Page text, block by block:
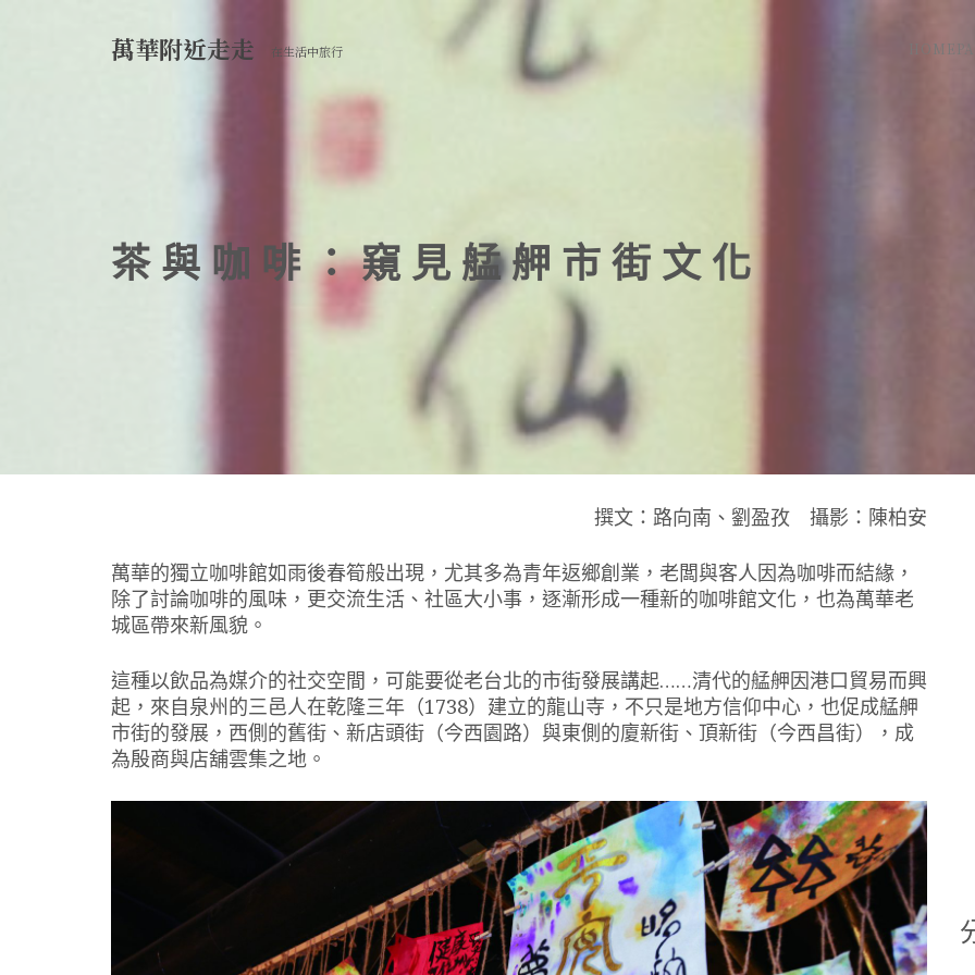
萬華附近走走 在生活中旅行
茶與咖啡：窺見艋舺市街文化
撰文：路向南、劉盈孜 攝影：陳柏安
萬華的獨立咖啡館如雨後春筍般出現，尤其多為青年返鄉創業，老闆與客人因為咖啡而結緣，
除了討論咖啡的風味，更交流生活、社區大小事，逐漸形成一種新的咖啡館文化，也為萬華老
城區帶來新風貌。
這種以飲品為媒介的社交空間，可能要從老台北的市街發展講起……清代的艋舺因港口貿易而興
起，來自泉州的三邑人在乾隆三年（1738）建立的龍山寺，不只是地方信仰中心，也促成艋舺
市街的發展，西側的舊街、新店頭街（今西園路）與東側的廈新街、頂新街（今西昌街），成
為殷商與店舖雲集之地。